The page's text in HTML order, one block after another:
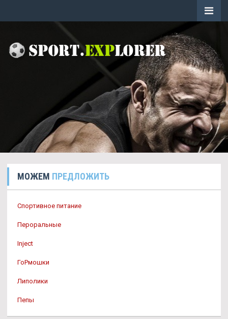
МОЖЕМ ПРЕДЛОЖИТЬ
Спортивное питание
Пероральные
Inject
ГоРмошки
Липолики
Пепы